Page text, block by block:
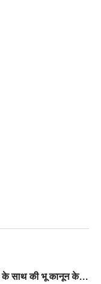
गैरसैंण में सीएम ने अधिकारियों के साथ की भू कानून के ड्राफ्ट पर चर्चा, कहा जल्द लागू हो सख्त भू कानून